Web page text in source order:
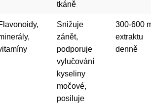
tkáně
Snižuje
zánět,
podporuje
vylučování
kyseliny
močové,
posiluje
300-600
extraktu
denně